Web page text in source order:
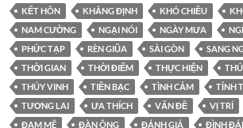
KẾT HÔN
KHẲNG ĐỊNH KHÓ CHIỀU
NAM CƯỜNG
NGẠI NÓI NGÀY MƯA
PHỨC TẠP
RÈN GIŨA SÀI GÒN SANG
THỜI GIAN
THỜI ĐIỂM THỰC HIỆN
THÚY VINH
TIỀN BẠC TÌNH CẢM TỈNH
TƯƠNG LAI
ƯA THÍCH VẤN ĐỀ VỊ TRÍ
ĐAM MÊ
ĐÀN ÔNG ĐÁNH GIÁ ĐÌNH